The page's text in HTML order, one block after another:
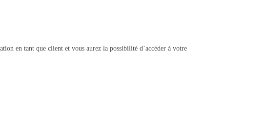
en tant que client et vous aurez la possibilité d’accéder à votre